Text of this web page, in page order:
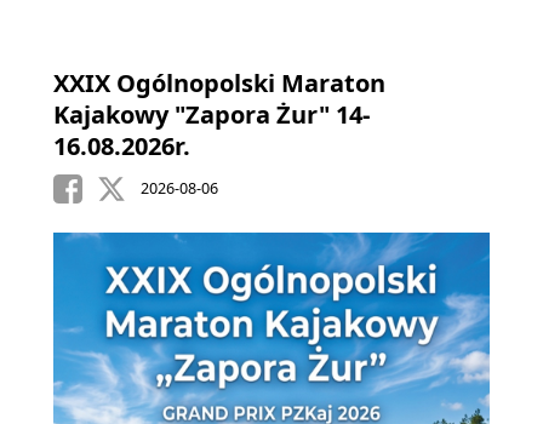
XXIX Ogólnopolski Maraton
Kajakowy "Zapora Żur" 14-
16.08.2026r.
2026-08-06